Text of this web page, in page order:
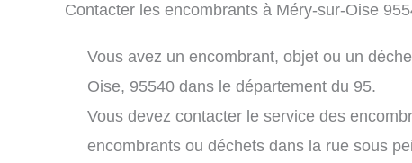
Contacter les encombrants à Méry-sur-Oise
Vous avez un encombrant, objet ou un
Oise, 95540 dans le département du 95.
Vous devez contacter le service des
encombrants ou déchets dans la rue sous